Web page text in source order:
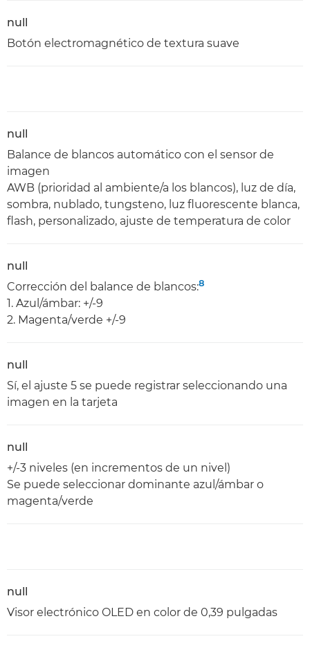
null
Botón electromagnético de textura suave
null
Balance de blancos automático con el sensor de
imagen
AWB (prioridad al ambiente/a los blancos), luz de día,
sombra, nublado, tungsteno, luz fluorescente blanca,
flash, personalizado, ajuste de temperatura de color
null
Corrección del balance de blancos:8
1. Azul/ámbar: +/-9
2. Magenta/verde +/-9
null
Sí, el ajuste 5 se puede registrar seleccionando una
imagen en la tarjeta
null
+/-3 niveles (en incrementos de un nivel)
Se puede seleccionar dominante azul/ámbar o
magenta/verde
null
Visor electrónico OLED en color de 0,39 pulgadas